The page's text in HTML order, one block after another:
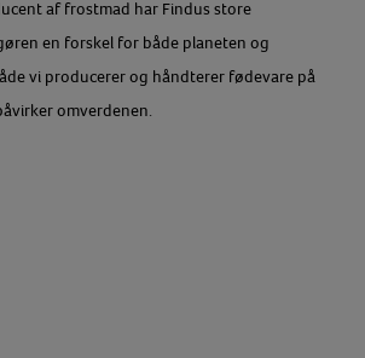
af frostmad har Findus store
en forskel for både planeten og
vi producerer og håndterer fødevare på
omverdenen.